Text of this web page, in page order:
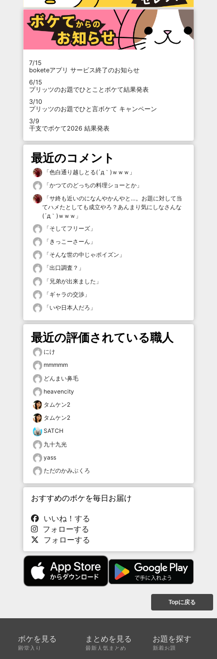
7/15
boketeアプリ サービス終了のお知らせ
6/15
プリッツのお題でひとことボケて結果発表
3/10
プリッツのお題でひと言ボケて キャンペーン
3/9
干支でボケて2026 結果発表
最近のコメント
「色白通り越しとる(´д｀)ｗｗｗ 」
「かつてのどっちの料理ショーとか 」
「サ終も近いのになんやかんやと…。お題に対して当
てハメたとしても成立やろ？あんまり気にしなさんな
(´д｀)ｗｗｗ 」
「そしてフリーズ 」
「 きっこーさーん 」
「そんな世の中じゃポイズン 」
「出口調査？ 」
「 兄弟が出来ました 」
「ギャラの交渉 」
「いや日本人だろ 」
最近の評価されている職人
にけ
mmmmm
どんまい鼻毛
heavencity
タムケン2
タムケン2
SATCH
九十九光
yass
ただのかみぶくろ
おすすめのボケを毎日お届け
いいね！する
フォローする
フォローする
Topに戻る
ボケを見る
殿堂入り
まとめを見る
最新人気まとめ
お題を探す
新着お題